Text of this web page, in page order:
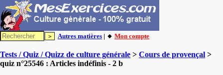
Autres matières | 🔸 Mon compte
Tests / Quiz / Quizz de culture générale > Cours de provençal >
quiz n°25546 : Articles indéfinis - 2 b